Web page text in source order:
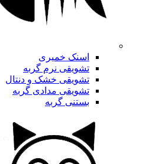
اسنک خمیری
تشویقی نرم گربه
تشویقی خشک و دنتال
تشویقی مدادی گربه
بستنی گربه